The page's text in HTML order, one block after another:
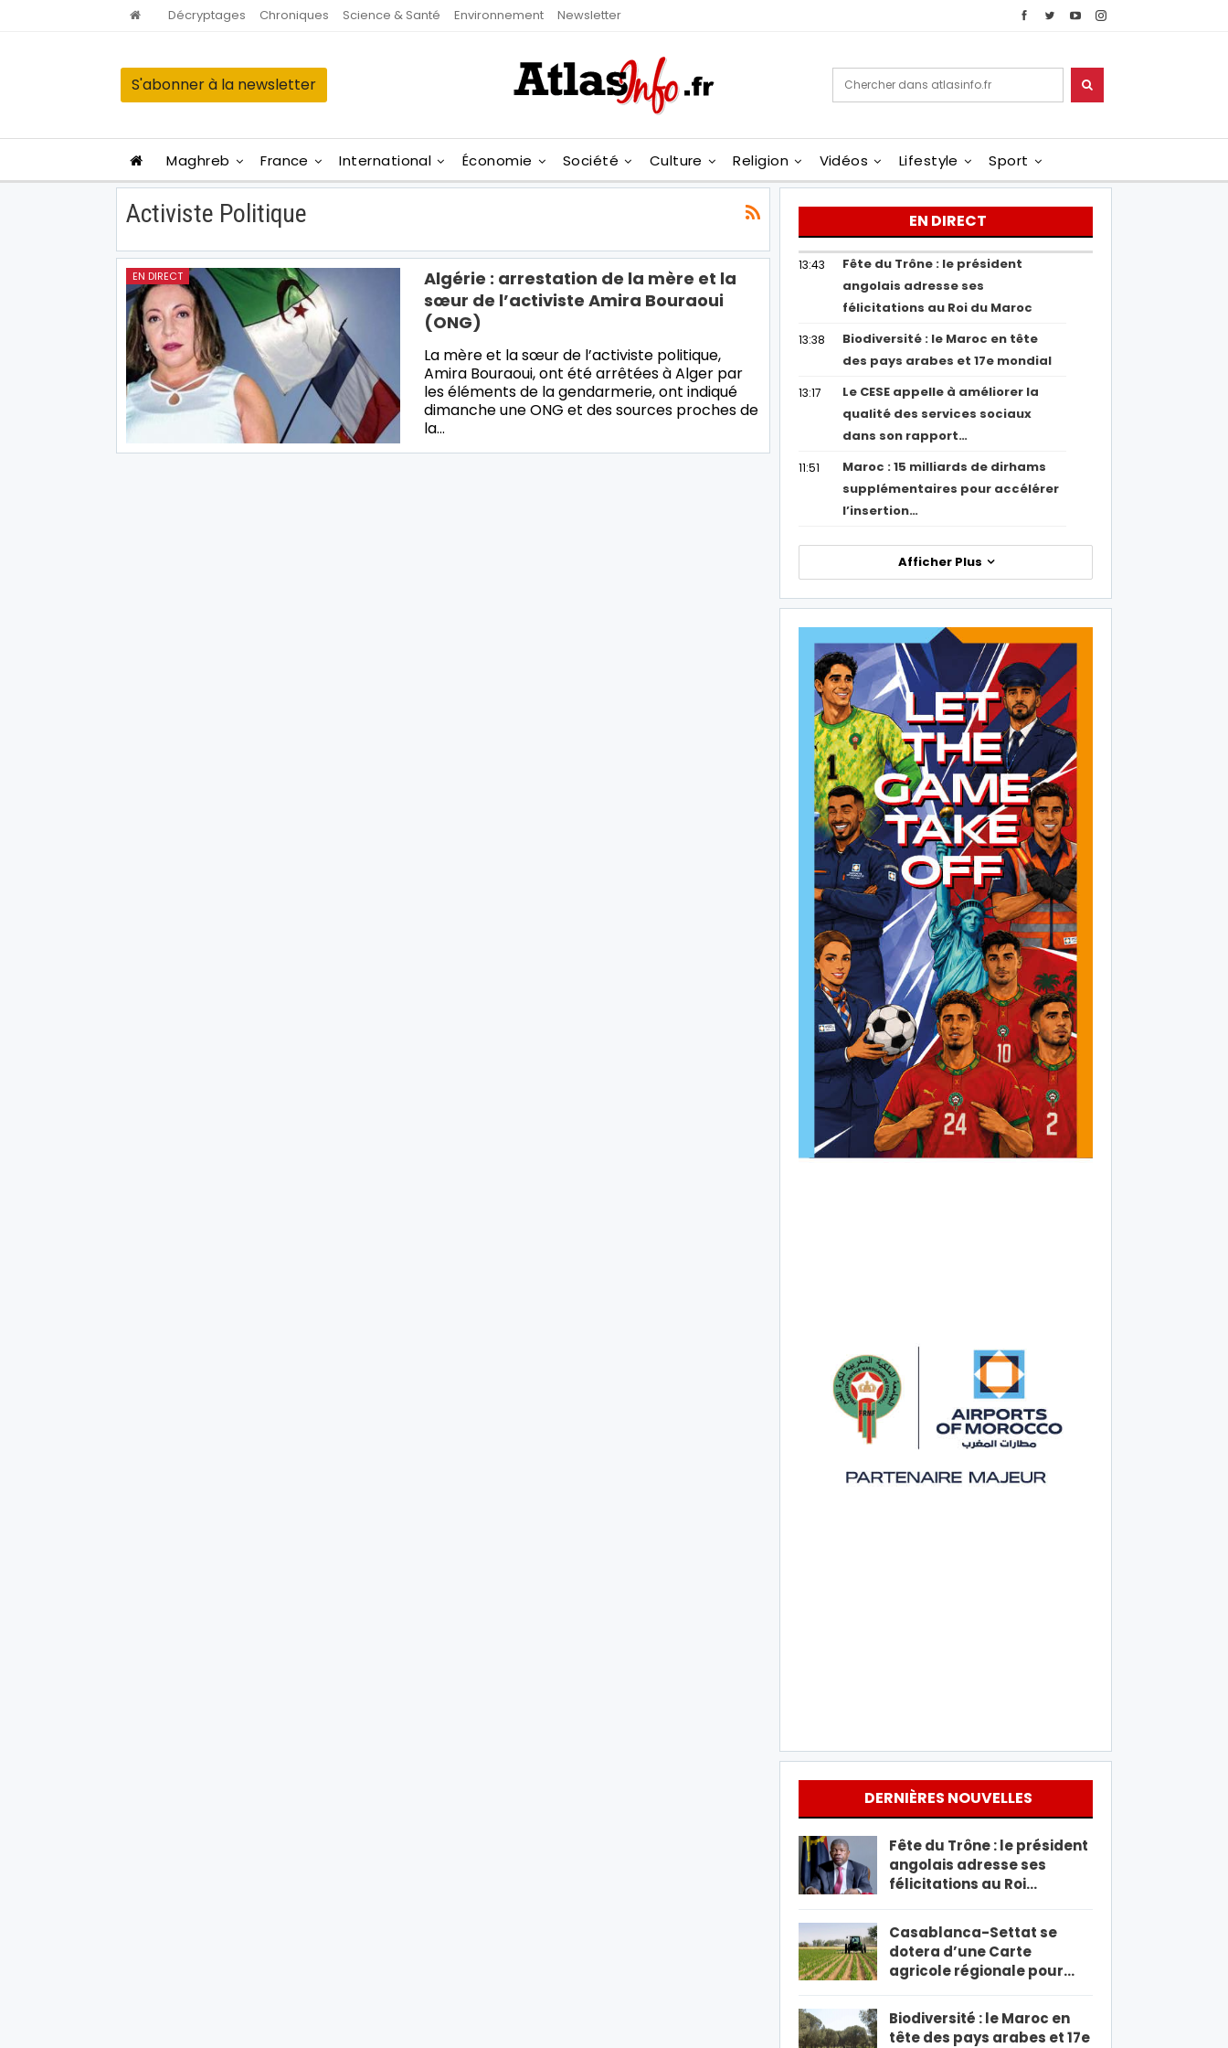
Décryptages Chroniques Science & Santé Environnement Newsletter
S'abonner à la newsletter
Maghreb France International Économie Société Culture Religion Vidéos Lifestyle Sport
Activiste Politique
EN DIRECT
Algérie : arrestation de la mère et la
sœur de l’activiste Amira Bouraoui
(ONG)
La mère et la sœur de l’activiste politique,
Amira Bouraoui, ont été arrêtées à Alger par
les éléments de la gendarmerie, ont indiqué
dimanche une ONG et des sources proches de
la…
EN DIRECT
13:43
Fête du Trône : le président
angolais adresse ses
félicitations au Roi du Maroc
13:38
Biodiversité : le Maroc en tête
des pays arabes et 17e mondial
13:17
Le CESE appelle à améliorer la
qualité des services sociaux
dans son rapport…
11:51
Maroc : 15 milliards de dirhams
supplémentaires pour accélérer
l’insertion…
Afficher Plus
DERNIÈRES NOUVELLES
Fête du Trône : le président
angolais adresse ses
félicitations au Roi…
Casablanca-Settat se
dotera d’une Carte
agricole régionale pour…
Biodiversité : le Maroc en
tête des pays arabes et 17e